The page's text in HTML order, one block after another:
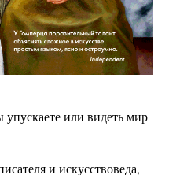
или видеть мир
и искусствоведа,